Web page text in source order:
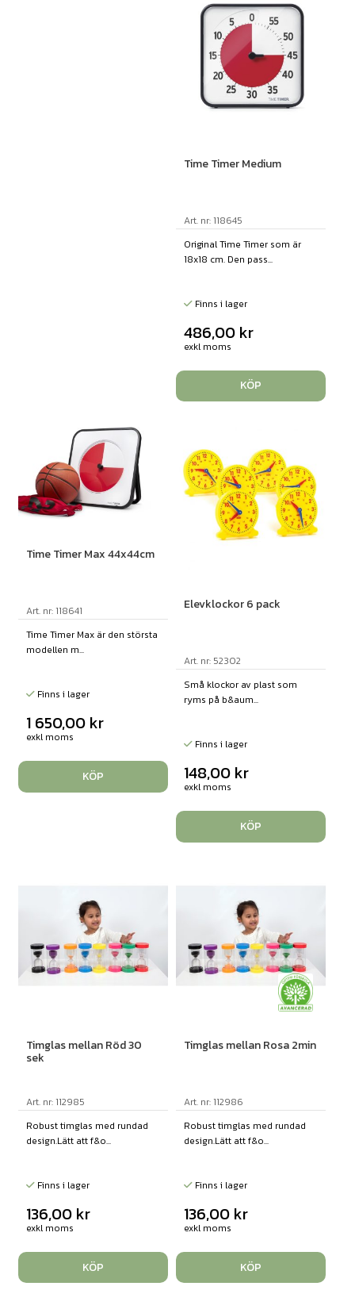
Time Timer Medium
Art. nr: 118645
Original Time Timer som är
18x18 cm. Den pass...
Finns i lager
486,00 kr
exkl moms
KÖP
Time Timer Max 44x44cm
Art. nr: 118641
Time Timer Max är den största
modellen m...
Finns i lager
1 650,00 kr
exkl moms
KÖP
Elevklockor 6 pack
Art. nr: 52302
Små klockor av plast som
ryms på b&aum...
Finns i lager
148,00 kr
exkl moms
KÖP
Timglas mellan Röd 30
sek
Art. nr: 112985
Robust timglas med rundad
design.Lätt att f&o...
Finns i lager
136,00 kr
exkl moms
KÖP
Timglas mellan Rosa 2min
Art. nr: 112986
Robust timglas med rundad
design.Lätt att f&o...
Finns i lager
136,00 kr
exkl moms
KÖP